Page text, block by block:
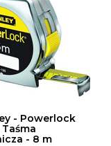
- Powerlock
Taśma
- 8 m